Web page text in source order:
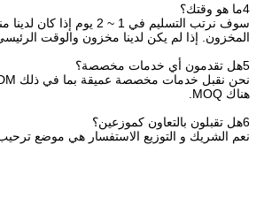
4ما هو وقتك؟
سوف نرتب التسليم في 1 ~ 2 يوم
المخزون. إذا لم يكن لدينا مخزون والوقت الرئيسي سيكون 1
5هل تقدمون أي خدمات مخصصة؟
هناك MOQ.
6هل تقبلون بالتعاون كموزعين؟
نعم الشريك و التوزيع الاستفسار هي موضع ترحيب